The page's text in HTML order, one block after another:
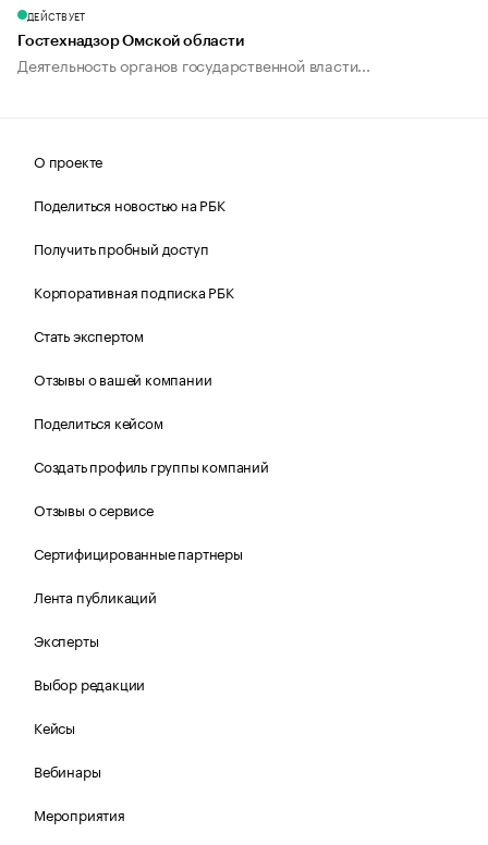
ДЕЙСТВУЕТ
Гостехнадзор Омской области
Деятельность органов государственной власти...
О проекте
Поделиться новостью на РБК
Получить пробный доступ
Корпоративная подписка РБК
Стать экспертом
Отзывы о вашей компании
Поделиться кейсом
Создать профиль группы компаний
Отзывы о сервисе
Сертифицированные партнеры
Лента публикаций
Эксперты
Выбор редакции
Кейсы
Вебинары
Мероприятия